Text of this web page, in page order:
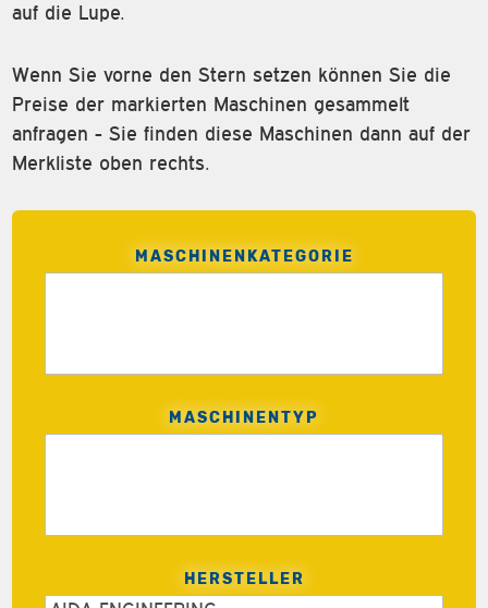
auf die Lupe.
Wenn Sie vorne den Stern setzen können Sie die
Preise der markierten Maschinen gesammelt
anfragen - Sie finden diese Maschinen dann auf der
Merkliste oben rechts.
MASCHINENKATEGORIE
MASCHINENTYP
HERSTELLER